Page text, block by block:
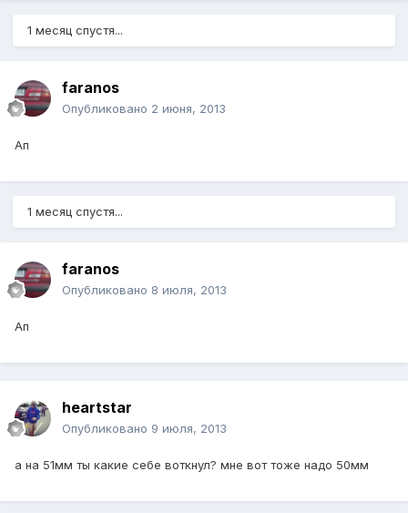
1 месяц спустя...
faranos
Опубликовано 2 июня, 2013
Ап
1 месяц спустя...
faranos
Опубликовано 8 июля, 2013
Ап
heartstar
Опубликовано 9 июля, 2013
а на 51мм ты какие себе воткнул? мне вот тоже надо 50мм